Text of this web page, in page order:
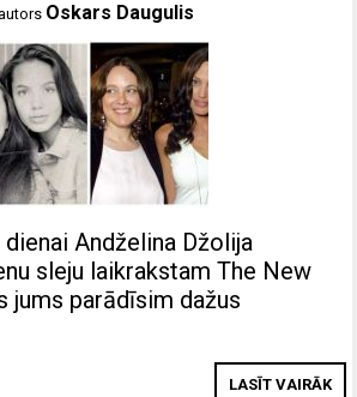
Oskars Daugulis
Andželina Džolija
sleju laikrakstam The New
jums parādīsim dažus
LASĪT VAIRĀK